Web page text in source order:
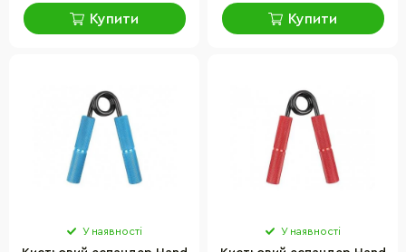
Купити Купити
У наявності У наявності